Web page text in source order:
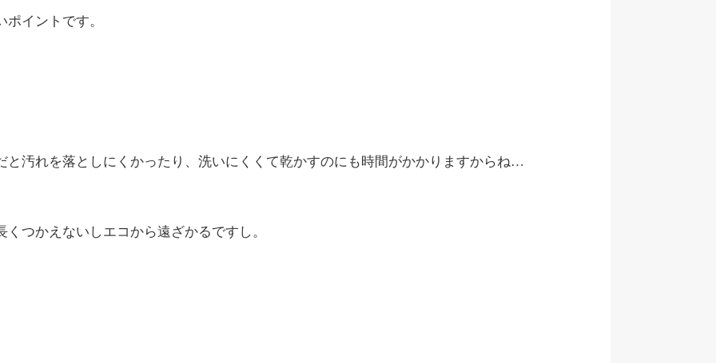
イントです。
と汚れを落としにくかったり、洗いにくくて乾かすのにも時間がかかりますからね…
くつかえないしエコから遠ざかるですし。